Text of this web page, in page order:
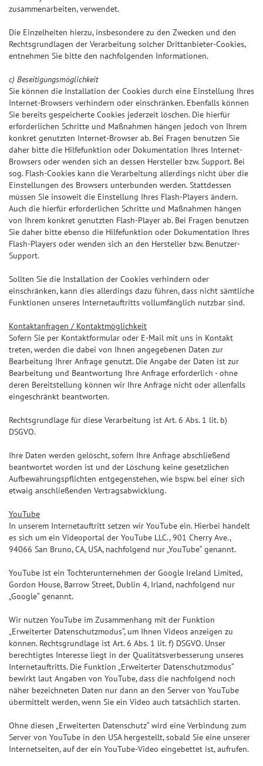
zusammenarbeiten, verwendet.
Die Einzelheiten hierzu, insbesondere zu den Zwecken und den
Rechtsgrundlagen der Verarbeitung solcher Drittanbieter-Cookies,
entnehmen Sie bitte den nachfolgenden Informationen.
c) Beseitigungsmöglichkeit
Sie können die Installation der Cookies durch eine Einstellung Ihres
Internet-Browsers verhindern oder einschränken. Ebenfalls können
Sie bereits gespeicherte Cookies jederzeit löschen. Die hierfür
erforderlichen Schritte und Maßnahmen hängen jedoch von Ihrem
konkret genutzten Internet-Browser ab. Bei Fragen benutzen Sie
daher bitte die Hilfefunktion oder Dokumentation Ihres Internet-
Browsers oder wenden sich an dessen Hersteller bzw. Support. Bei
sog. Flash-Cookies kann die Verarbeitung allerdings nicht über die
Einstellungen des Browsers unterbunden werden. Stattdessen
müssen Sie insoweit die Einstellung Ihres Flash-Players ändern.
Auch die hierfür erforderlichen Schritte und Maßnahmen hängen
von Ihrem konkret genutzten Flash-Player ab. Bei Fragen benutzen
Sie daher bitte ebenso die Hilfefunktion oder Dokumentation Ihres
Flash-Players oder wenden sich an den Hersteller bzw. Benutzer-
Support.
Sollten Sie die Installation der Cookies verhindern oder
einschränken, kann dies allerdings dazu führen, dass nicht sämtliche
Funktionen unseres Internetauftritts vollumfänglich nutzbar sind.
Kontaktanfragen / Kontaktmöglichkeit
Sofern Sie per Kontaktformular oder E-Mail mit uns in Kontakt
treten, werden die dabei von Ihnen angegebenen Daten zur
Bearbeitung Ihrer Anfrage genutzt. Die Angabe der Daten ist zur
Bearbeitung und Beantwortung Ihre Anfrage erforderlich - ohne
deren Bereitstellung können wir Ihre Anfrage nicht oder allenfalls
eingeschränkt beantworten.
Rechtsgrundlage für diese Verarbeitung ist Art. 6 Abs. 1 lit. b)
DSGVO.
Ihre Daten werden gelöscht, sofern Ihre Anfrage abschließend
beantwortet worden ist und der Löschung keine gesetzlichen
Aufbewahrungspflichten entgegenstehen, wie bspw. bei einer sich
etwaig anschließenden Vertragsabwicklung.
YouTube
In unserem Internetauftritt setzen wir YouTube ein. Hierbei handelt
es sich um ein Videoportal der YouTube LLC., 901 Cherry Ave.,
94066 San Bruno, CA, USA, nachfolgend nur „YouTube“ genannt.
YouTube ist ein Tochterunternehmen der Google Ireland Limited,
Gordon House, Barrow Street, Dublin 4, Irland, nachfolgend nur
„Google“ genannt.
Wir nutzen YouTube im Zusammenhang mit der Funktion
„Erweiterter Datenschutzmodus“, um Ihnen Videos anzeigen zu
können. Rechtsgrundlage ist Art. 6 Abs. 1 lit. f) DSGVO. Unser
berechtigtes Interesse liegt in der Qualitätsverbesserung unseres
Internetauftritts. Die Funktion „Erweiterter Datenschutzmodus“
bewirkt laut Angaben von YouTube, dass die nachfolgend noch
näher bezeichneten Daten nur dann an den Server von YouTube
übermittelt werden, wenn Sie ein Video auch tatsächlich starten.
Ohne diesen „Erweiterten Datenschutz“ wird eine Verbindung zum
Server von YouTube in den USA hergestellt, sobald Sie eine unserer
Internetseiten, auf der ein YouTube-Video eingebettet ist, aufrufen.